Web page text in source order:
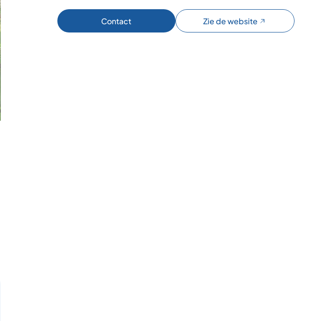
Contact Zie de website